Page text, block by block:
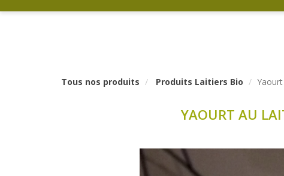
Tous nos produits Produits Laitiers Bio
YAOURT AU